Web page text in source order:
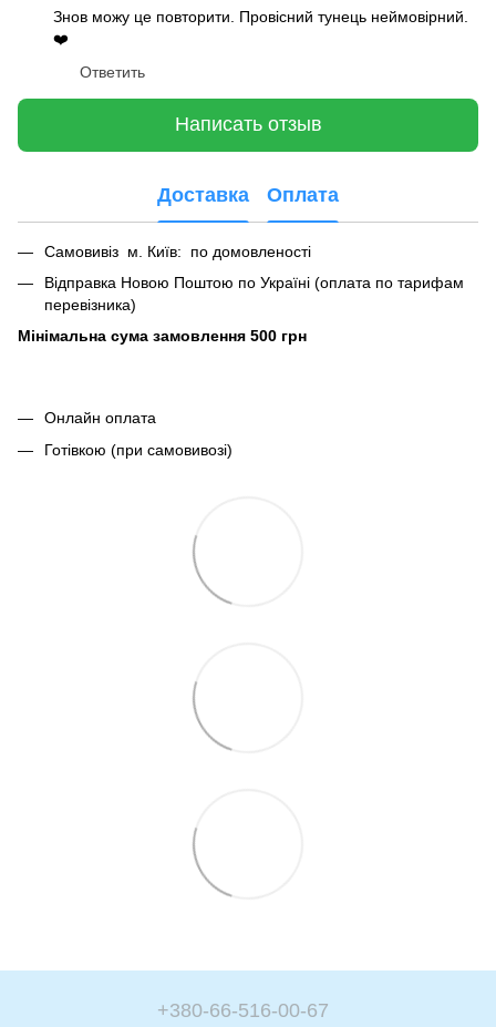
Знов можу це повторити. Провісний тунець неймовірний.
❤️
Ответить
Написать отзыв
Доставка Оплата
Самовивіз м. Київ: по домовленості
Відправка Новою Поштою по Україні (оплата по тарифам
перевізника)
Мінімальна сума замовлення 500 грн
Онлайн оплата
Готівкою (при самовивозі)
+380-66-516-00-67